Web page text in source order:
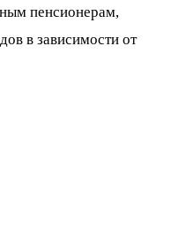
пенсионерам,
в зависимости от